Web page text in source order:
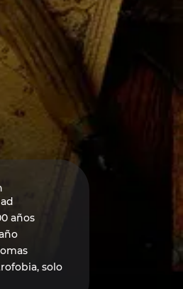
años
solo